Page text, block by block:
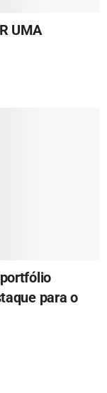
UMA
para o